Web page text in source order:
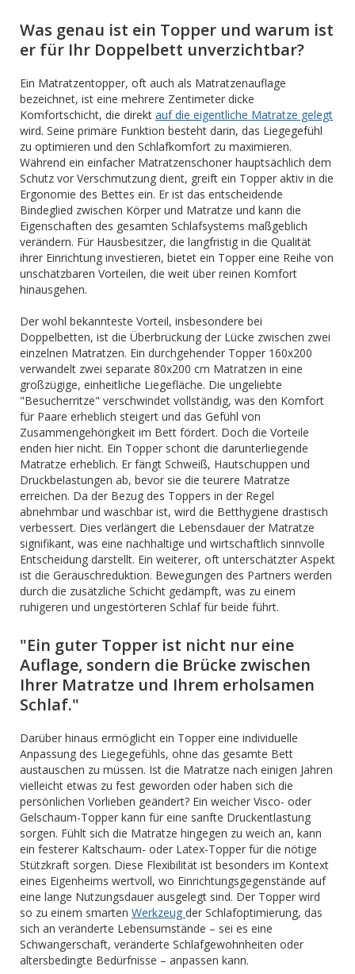
Was genau ist ein Topper und warum ist
er für Ihr Doppelbett unverzichtbar?
Ein Matratzentopper, oft auch als Matratzenauflage
bezeichnet, ist eine mehrere Zentimeter dicke
Komfortschicht, die direkt auf die eigentliche Matratze gelegt
wird. Seine primäre Funktion besteht darin, das Liegegefühl
zu optimieren und den Schlafkomfort zu maximieren.
Während ein einfacher Matratzenschoner hauptsächlich dem
Schutz vor Verschmutzung dient, greift ein Topper aktiv in die
Ergonomie des Bettes ein. Er ist das entscheidende
Bindeglied zwischen Körper und Matratze und kann die
Eigenschaften des gesamten Schlafsystems maßgeblich
verändern. Für Hausbesitzer, die langfristig in die Qualität
ihrer Einrichtung investieren, bietet ein Topper eine Reihe von
unschätzbaren Vorteilen, die weit über reinen Komfort
hinausgehen.
Der wohl bekannteste Vorteil, insbesondere bei
Doppelbetten, ist die Überbrückung der Lücke zwischen zwei
einzelnen Matratzen. Ein durchgehender Topper 160x200
verwandelt zwei separate 80x200 cm Matratzen in eine
großzügige, einheitliche Liegefläche. Die ungeliebte
"Besucherritze" verschwindet vollständig, was den Komfort
für Paare erheblich steigert und das Gefühl von
Zusammengehörigkeit im Bett fördert. Doch die Vorteile
enden hier nicht. Ein Topper schont die darunterliegende
Matratze erheblich. Er fängt Schweiß, Hautschuppen und
Druckbelastungen ab, bevor sie die teurere Matratze
erreichen. Da der Bezug des Toppers in der Regel
abnehmbar und waschbar ist, wird die Betthygiene drastisch
verbessert. Dies verlängert die Lebensdauer der Matratze
signifikant, was eine nachhaltige und wirtschaftlich sinnvolle
Entscheidung darstellt. Ein weiterer, oft unterschätzter Aspekt
ist die Geräuschreduktion. Bewegungen des Partners werden
durch die zusätzliche Schicht gedämpft, was zu einem
ruhigeren und ungestörteren Schlaf für beide führt.
"Ein guter Topper ist nicht nur eine
Auflage, sondern die Brücke zwischen
Ihrer Matratze und Ihrem erholsamen
Schlaf."
Darüber hinaus ermöglicht ein Topper eine individuelle
Anpassung des Liegegefühls, ohne das gesamte Bett
austauschen zu müssen. Ist die Matratze nach einigen Jahren
vielleicht etwas zu fest geworden oder haben sich die
persönlichen Vorlieben geändert? Ein weicher Visco- oder
Gelschaum-Topper kann für eine sanfte Druckentlastung
sorgen. Fühlt sich die Matratze hingegen zu weich an, kann
ein festerer Kaltschaum- oder Latex-Topper für die nötige
Stützkraft sorgen. Diese Flexibilität ist besonders im Kontext
eines Eigenheims wertvoll, wo Einrichtungsgegenstände auf
eine lange Nutzungsdauer ausgelegt sind. Der Topper wird
so zu einem smarten Werkzeug der Schlafoptimierung, das
sich an veränderte Lebensumstände – sei es eine
Schwangerschaft, veränderte Schlafgewohnheiten oder
altersbedingte Bedürfnisse – anpassen kann.